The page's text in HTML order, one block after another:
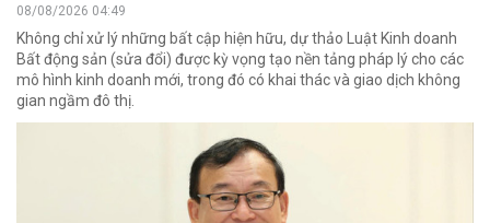
08/08/2026 04:49
Không chỉ xử lý những bất cập hiện hữu, dự thảo Luật Kinh doanh
Bất động sản (sửa đổi) được kỳ vọng tạo nền tảng pháp lý cho các
mô hình kinh doanh mới, trong đó có khai thác và giao dịch không
gian ngầm đô thị.